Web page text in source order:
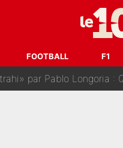
FOOTBALL F1
sur Lucas Chevalier !» :
: «Ils n’étaient pas proches»,
Pablo Longoria : Quelques